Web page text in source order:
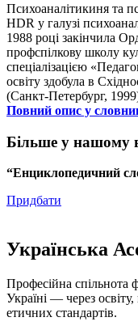
Психоаналітикиня та
HDR у галузі
1988 році закінчила
профспілкову школу
спеціалізацією
освіту здобула в
(Санкт-Петербург,
Повний опис у
Більше у нашому
“Енциклопедичний
Придбати
Українська
Професійна спільнота
Україні — через
етичних стандартів.